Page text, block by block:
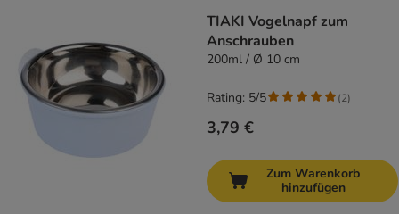
TIAKI Vogelnapf zum
Anschrauben
200ml / Ø 10 cm
3,79 €
Rating: 5/5 (2)
Zum Warenkorb
hinzufügen